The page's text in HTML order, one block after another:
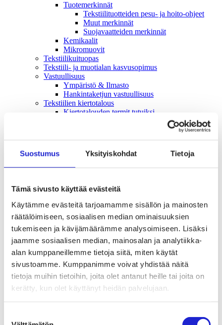
Suostumus Yksityiskohdat Tietoja
Tämä sivusto käyttää evästeitä
Käytämme evästeitä tarjoamamme sisällön ja mainosten
räätälöimiseen, sosiaalisen median ominaisuuksien
tukemiseen ja kävijämäärämme analysoimiseen. Lisäksi
jaamme sosiaalisen median, mainosalan ja analytiikka-
alan kumppaneillemme tietoja siitä, miten käytät
sivustoamme. Kumppanimme voivat yhdistää näitä
tietoja muihin tietoihin, joita olet antanut heille tai joita on
kerätty, kun olet käyttänyt heidän palvelujaan.
Tuotemerkinnät
Tekstiilituotteiden pesu- ja hoito-ohjeet
Muut merkinnät
Suojavaatteiden merkinnät
Kemikaalit
Mikromuovit
Tekstiilikuitu­opas
Tekstiili- ja muotialan kasvusopimus
Vastuullisuus
Ympäristö & Ilmasto
Hankintaketjun vastuullisuus
Tekstiilien kiertotalous
Kiertotalouden termit tutuiksi
Mihin kierrättää vanhat vaatteet ja kodintekstiilit?
Mukana sitoumuksessa
Liity mukaan
TKI-toiminta
Vaikuttaminen
Mahdollisuuksien ala – lue vaikuttamis­viestimme
EU-vaalit 2024: Reilut pelisäännöt turvaavat
elinvoimaisen tekstiili- ja muotialan Suomessa ja
Euroopassa
Tekstiili- ja muotialasta viennin uusi kärki
Suomesta tekstiilialan kiertotalouden &
vastuullisuuden suunnannäyttäjä
Tekstiili- ja muotiala tarvitsee monipuolista
osaamista
Tekstiiliala on tärkeä osa Suomen
huoltovarmuutta